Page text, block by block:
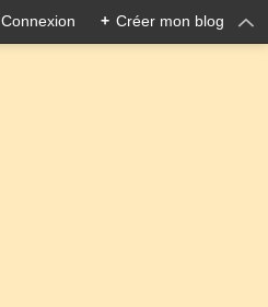
Connexion + Créer mon blog